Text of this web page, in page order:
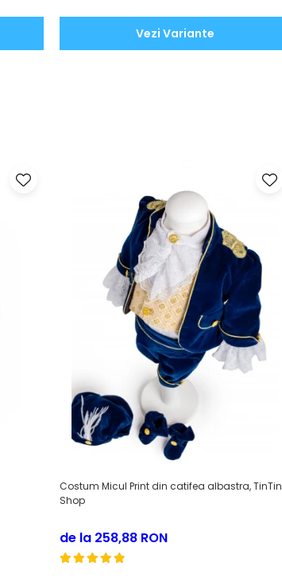
Vezi Variante
Costum Micul Print din catifea albastra, TinTin
Shop
de la 258,88 RON